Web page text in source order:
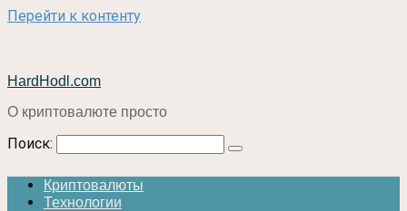
Перейти к контенту
HardHodl.com
О криптовалюте просто
Поиск:
Криптовалюты
Технологии